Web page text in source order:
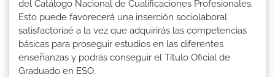
del Catálogo Nacional de Cualificaciones Profesionales.
Esto puede favorecerá una inserción sociolaboral
satisfactoriaé a la vez que adquirirás las competencias
básicas para proseguir estudios en las diferentes
enseñanzas y podrás conseguir el Título Oficial de
Graduado en ESO.